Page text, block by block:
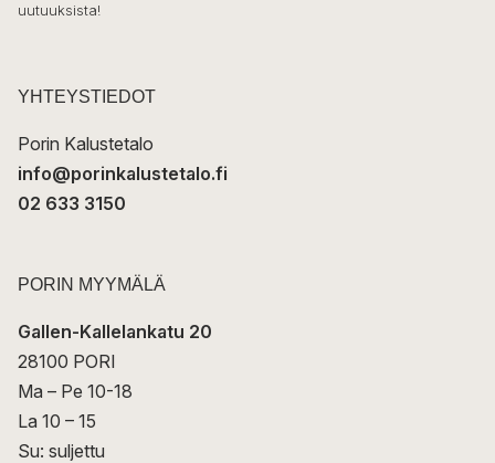
k
t
uutuuksista!
YHTEYSTIEDOT
Porin Kalustetalo
info@porinkalustetalo.fi
02 633 3150
PORIN MYYMÄLÄ
Gallen-Kallelankatu 20
28100 PORI
Ma – Pe 10-18
La 10 – 15
Su: suljettu